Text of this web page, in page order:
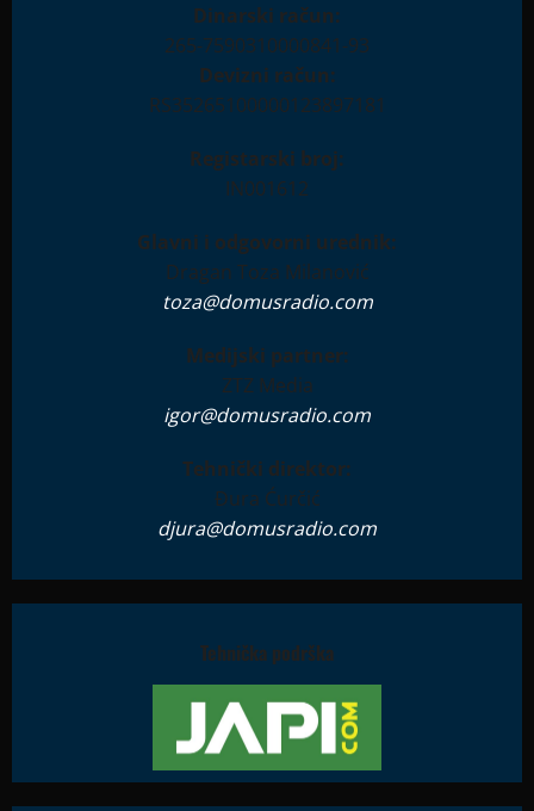
Dinarski račun:
265-7590310000841-93
Devizni račun:
RS35265100000123897181
Registarski broj:
IN001612
Glavni i odgovorni urednik:
Dragan Toza Milanović
toza@domusradio.com
Medijski partner:
ZTZ Media
igor@domusradio.com
Tehnički direktor:
Đura Ćurčić
djura@domusradio.com
Tehnička podrška